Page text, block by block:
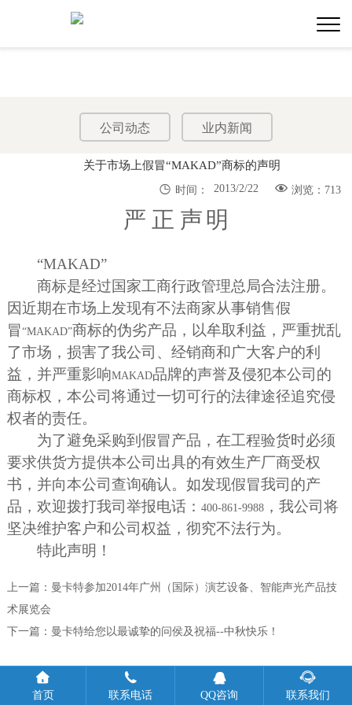
公司动态 业内新闻
关于市场上假冒“MAKAD”商标的声明
 浏览：713
 时间： 2013/2/22
严 正 声 明
“MAKAD”
商标是经过国家工商行政管理总局合法注册。
因近期在市场上发现有不法商家从事销售假
冒“MAKAD”商标的伪劣产品，以牟取利益，严重扰乱
了市场，损害了我公司、经销商和广大客户的利
益，并严重影响MAKAD品牌的声誉及侵犯本公司的
商标权，本公司将通过一切可行的法律途径追究侵
权者的责任。
为了避免采购到假冒产品，在工程验货时必须
要求供货方提供本公司出具的有效生产厂商受权
书，并向本公司查询确认。如发现假冒我司的产
品，欢迎拨打我司举报电话： 400-861-9988，我公司将
坚决维护客户和公司权益，彻究不法行为。
特此声明！
上一篇： 曼卡特参加2014年广州（国际）演艺设备、智能声光产品技
术展览会
下一篇： 曼卡特给您以最诚挚的问侯及祝福--中秋快乐！

首页

联系电话

QQ咨询

联系我们